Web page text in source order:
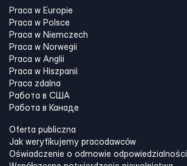
Praca w Europie
Praca w Polsce
Praca w Niemczech
Praca w Norwegii
Praca w Anglii
Praca w Hiszpanii
Praca zdalna
Работа в США
Работа в Канадe
Oferta publiczna
Jak weryfikujemy pracodawców
Oświadczenie o odmowie odpowiedzialności